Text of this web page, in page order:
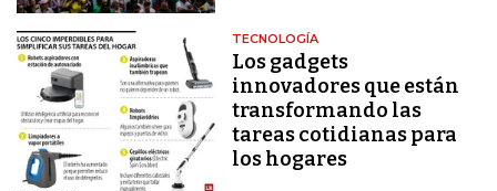
TECNOLOGÍA
Los gadgets
innovadores que están
transformando las
tareas cotidianas para
los hogares